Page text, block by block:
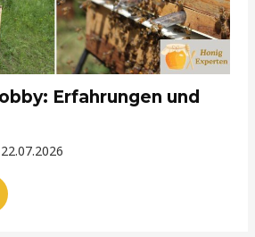
Erfahrungen und
22.07.2026